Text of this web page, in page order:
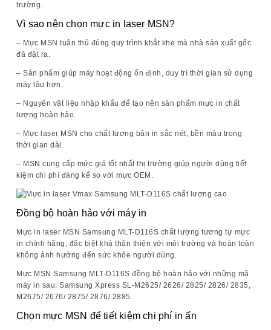
trường.
Vì sao nên chọn mực in laser MSN?
– Mực MSN tuân thủ đúng quy trình khắt khe mà nhà sản xuất gốc
đã đặt ra.
– Sản phẩm giúp máy hoạt động ổn định, duy trì thời gian sử dụng
máy lâu hơn.
– Nguyên vật liệu nhập khẩu để tạo nên sản phẩm mực in chất
lượng hoàn hảo.
– Mực laser MSN cho chất lượng bản in sắc nét, bền màu trong
thời gian dài.
– MSN cung cấp mức giá tốt nhất thị trường giúp người dùng tiết
kiệm chi phí đáng kể so với mực OEM.
Đồng bộ hoàn hảo với máy in
Mực in laser MSN Samsung MLT-D116S chất lượng tương tự mực
in chính hãng, đặc biệt khá thân thiện với môi trường và hoàn toàn
không ảnh hưởng đến sức khỏe người dùng.
Mực MSN Samsung MLT-D116S đồng bộ hoàn hảo với những mã
máy in sau: Samsung Xpress SL-M2625/ 2626/ 2825/ 2826/ 2835,
M2675/ 2676/ 2875/ 2876/ 2885.
Chọn mực MSN để tiết kiệm chi phí in ấn